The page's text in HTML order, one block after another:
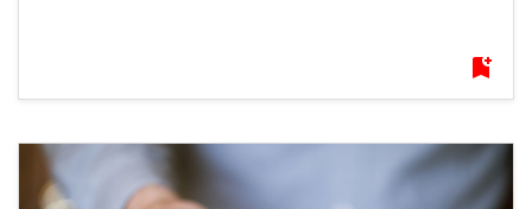
bookmark_add